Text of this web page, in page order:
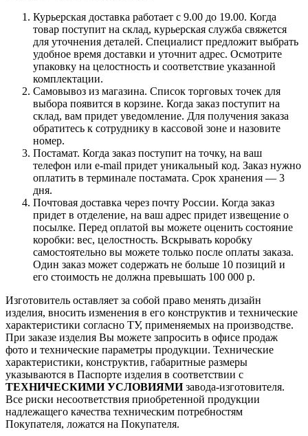
Курьерская доставка работает с 9.00 до 19.00. Когда
товар поступит на склад, курьерская служба свяжется
для уточнения деталей. Специалист предложит выбрать
удобное время доставки и уточнит адрес. Осмотрите
упаковку на целостность и соответствие указанной
комплектации.
Самовывоз из магазина. Список торговых точек для
выбора появится в корзине. Когда заказ поступит на
склад, вам придет уведомление. Для получения заказа
обратитесь к сотруднику в кассовой зоне и назовите
номер.
Постамат. Когда заказ поступит на точку, на ваш
телефон или e-mail придет уникальный код. Заказ нужно
оплатить в терминале постамата. Срок хранения — 3
дня.
Почтовая доставка через почту России. Когда заказ
придет в отделение, на ваш адрес придет извещение о
посылке. Перед оплатой вы можете оценить состояние
коробки: вес, целостность. Вскрывать коробку
самостоятельно вы можете только после оплаты заказа.
Один заказ может содержать не больше 10 позиций и
его стоимость не должна превышать 100 000 р.
Изготовитель оставляет за собой право менять дизайн
изделия, вносить изменения в его конструктив и технические
характеристики согласно ТУ, применяемых на производстве.
При заказе изделия Вы можете запросить в офисе продаж
фото и технические параметры продукции. Технические
характеристики, конструктив, габаритные размеры
указываются в Паспорте изделия в соответствии с
ТЕХНИЧЕСКИМИ УСЛОВИЯМИзавода-изготовителя.
Все риски несоответствия приобретенной продукции
надлежащего качества техническим потребностям
Покупателя, ложатся на Покупателя.